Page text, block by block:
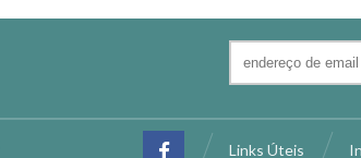
Links Úteis